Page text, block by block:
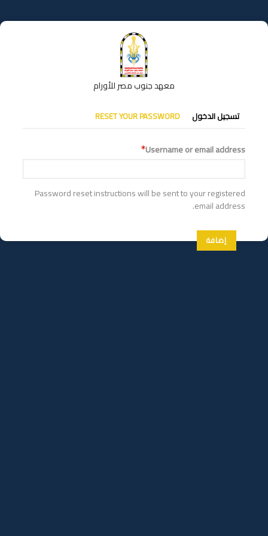
إلى
المحتوى
معهد جنوب مصر للأورام
التبويبات
الأساسية
تسجيل الدخول RESET YOUR PASSWORD
Username or email address
Password reset instructions will be sent to your registered
email address.